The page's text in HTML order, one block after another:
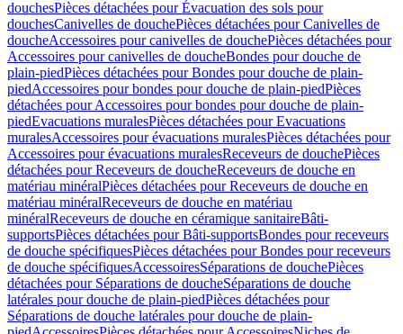
douchesPièces détachées pour Évacuation des sols pour
douchesCanivelles de douchePièces détachées pour Canivelles de
doucheAccessoires pour canivelles de douchePièces détachées pour
Accessoires pour canivelles de doucheBondes pour douche de
plain-piedPièces détachées pour Bondes pour douche de plain-
piedAccessoires pour bondes pour douche de plain-piedPièces
détachées pour Accessoires pour bondes pour douche de plain-
piedEvacuations muralesPièces détachées pour Evacuations
muralesAccessoires pour évacuations muralesPièces détachées pour
Accessoires pour évacuations muralesReceveurs de douchePièces
détachées pour Receveurs de doucheReceveurs de douche en
matériau minéralPièces détachées pour Receveurs de douche en
matériau minéralReceveurs de douche en matériau
minéralReceveurs de douche en céramique sanitaireBâti-
supportsPièces détachées pour Bâti-supportsBondes pour receveurs
de douche spécifiquesPièces détachées pour Bondes pour receveurs
de douche spécifiquesAccessoiresSéparations de douchePièces
détachées pour Séparations de doucheSéparations de douche
latérales pour douche de plain-piedPièces détachées pour
Séparations de douche latérales pour douche de plain-